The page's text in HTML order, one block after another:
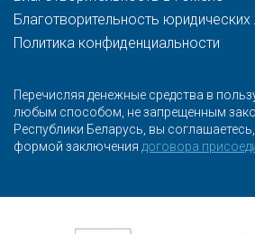
Благотворительность юридических
Политика конфиденциальности
Перечисляя денежные средства в
любым способом, не запрещенным
Республики Беларусь, вы
формой заключения договора